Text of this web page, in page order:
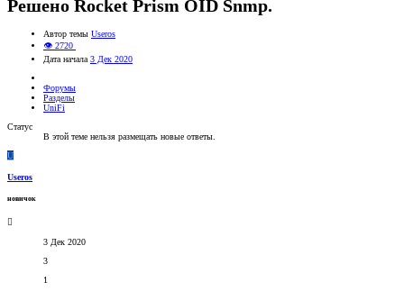
Решено Rocket Prism OID Snmp.
Автор темы Useros
👁 2720
Дата начала 3 Дек 2020
Форумы
Разделы
UniFi
Статус
В этой теме нельзя размещать новые ответы.
U
Useros
новичок
3 Дек 2020
3
1